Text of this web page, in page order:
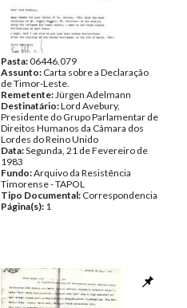
Pasta:06446.079
Assunto: Carta sobre a Declaração
de Timor-Leste.
Remetente:Jürgen Adelmann
Destinatário:Lord Avebury,
Presidente do Grupo Parlamentar de
Direitos Humanos da Câmara dos
Lordes do Reino Unido
Data:Segunda, 21 de Fevereiro de
1983
Fundo:Arquivo da Resistência
Timorense - TAPOL
Tipo Documental: Correspondencia
Página(s): 1